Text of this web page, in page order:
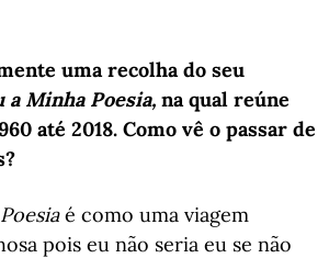
uma recolha do seu
a Minha Poesia, na qual reúne
até 2018. Como vê o passar de
é como uma viagem
pois eu não seria eu se não